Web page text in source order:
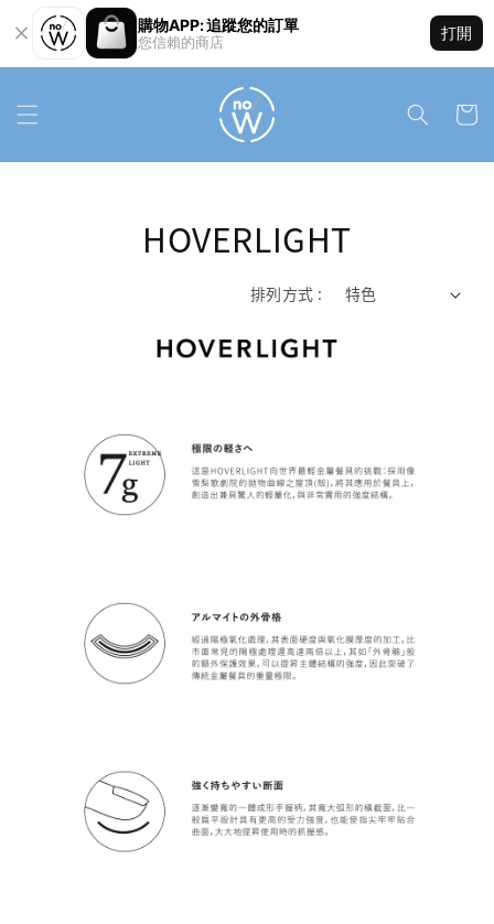
購物APP: 追蹤您的訂單
您信賴的商店
打開
HOVERLIGHT
排列方式 :